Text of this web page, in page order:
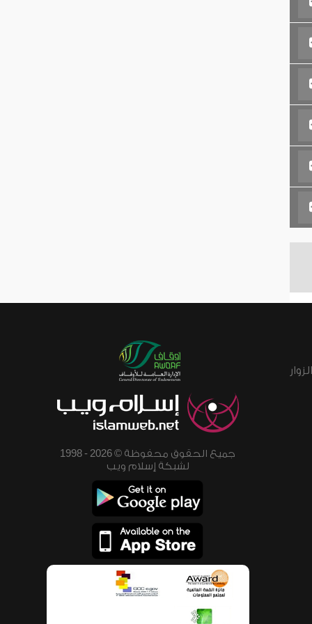
جميع الحقوق محفوظة © 2026 - 1998
لشبكة إسلام ويب